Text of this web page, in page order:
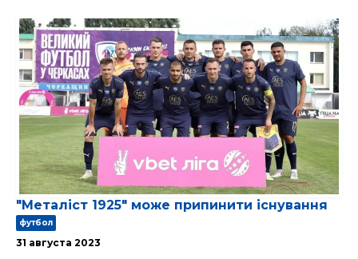
"Металіст 1925" може припинити існування
футбол
31 августа 2023